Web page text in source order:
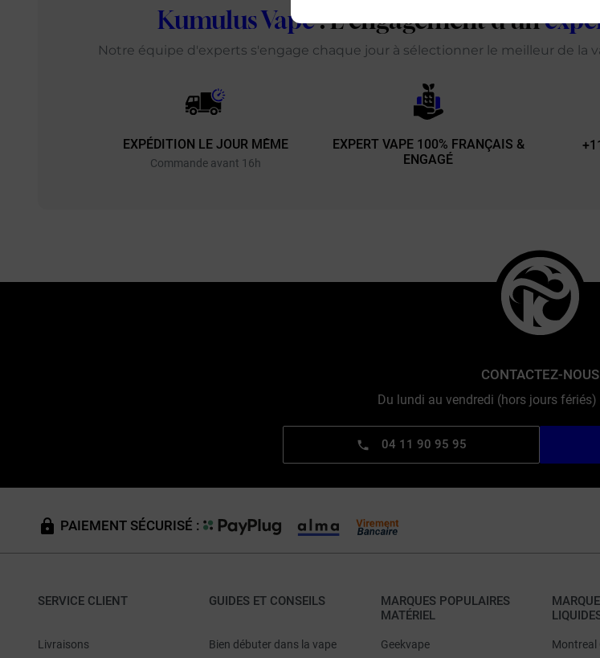
Kumulus Vape: L'engagement d'un
Notre équipe d'experts s'engage chaque jour à sélectionner le meilleur de la
EXPÉDITION LE JOUR MÊME
Commande avant 16h
EXPERT VAPE 100% FRANÇAIS &
ENGAGÉ
CONTACTEZ-NOUS
Du lundi au vendredi (hors jours
04 11 90 95 95
PAIEMENT SÉCURISÉ :
SERVICE CLIENT
Livraisons
GUIDES ET CONSEILS
Bien débuter dans la vape
MARQUES POPULAIRES
MATÉRIEL
Geekvape
Montreal